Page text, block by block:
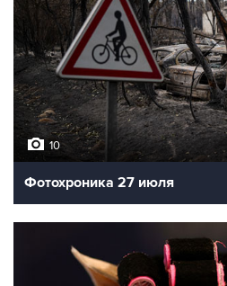
10
Фотохроника 27 июля